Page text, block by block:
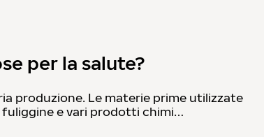
per la salute?
produzione. Le materie prime utilizzate
e vari prodotti chimi…